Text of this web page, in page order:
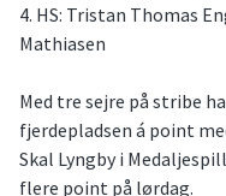
4. HS: Tristan Thomas
Mathiasen
Med tre sejre på stribe
fjerdepladsen á point
Skal Lyngby i
flere point på lørdag.